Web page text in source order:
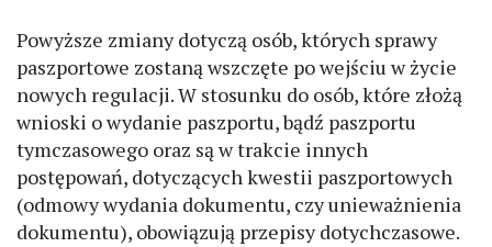
Powyższe zmiany dotyczą osób, których sprawy
paszportowe zostaną wszczęte po wejściu w życie
nowych regulacji. W stosunku do osób, które złożą
wnioski o wydanie paszportu, bądź paszportu
tymczasowego oraz są w trakcie innych
postępowań, dotyczących kwestii paszportowych
(odmowy wydania dokumentu, czy unieważnienia
dokumentu), obowiązują przepisy dotychczasowe.